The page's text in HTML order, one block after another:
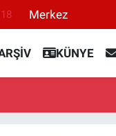
Merkez
KÜNYE